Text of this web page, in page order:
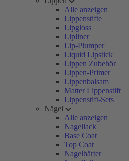
Alle anzeigen
Lippenstifte
Lipgloss
Lipliner
Lip-Plumper
Liquid Lipstick
Lippen Zubehör
Lippen-Primer
Lippenbalsam
Matter Lippenstift
Lippenstift-Sets
Nägel
Alle anzeigen
Nagellack
Base Coat
Top Coat
Nagelhärter